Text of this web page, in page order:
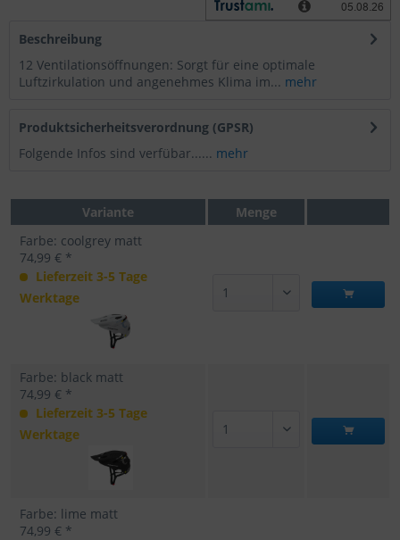
Beschreibung
12 Ventilationsöffnungen: Sorgt für eine optimale
Luftzirkulation und angenehmes Klima im... mehr
Produktsicherheitsverordnung (GPSR)
Folgende Infos sind verfübar...... mehr
Variante
Menge
Farbe: coolgrey matt
74,99 € *
Lieferzeit 3-5 Tage
Werktage
Farbe: black matt
74,99 € *
Lieferzeit 3-5 Tage
Werktage
Farbe: lime matt
74,99 € *